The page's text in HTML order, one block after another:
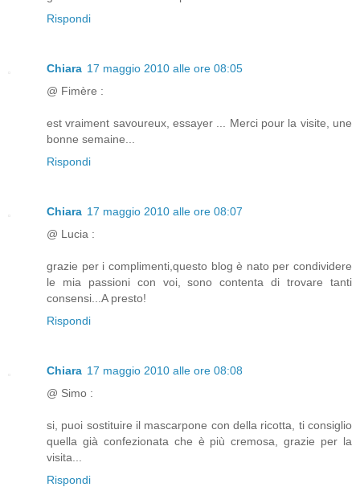
Rispondi
Chiara 17 maggio 2010 alle ore 08:05
@ Fimère :
est vraiment savoureux, essayer ... Merci pour la visite, une
bonne semaine...
Rispondi
Chiara 17 maggio 2010 alle ore 08:07
@ Lucia :
grazie per i complimenti,questo blog è nato per condividere
le mia passioni con voi, sono contenta di trovare tanti
consensi...A presto!
Rispondi
Chiara 17 maggio 2010 alle ore 08:08
@ Simo :
si, puoi sostituire il mascarpone con della ricotta, ti consiglio
quella già confezionata che è più cremosa, grazie per la
visita...
Rispondi